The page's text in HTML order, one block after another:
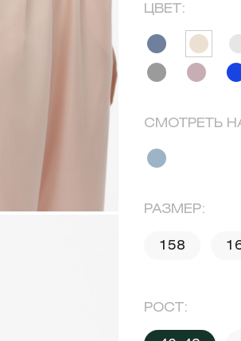
ЦВЕТ:
СМОТРЕТЬ
РАЗМЕР:
158
РОСТ: